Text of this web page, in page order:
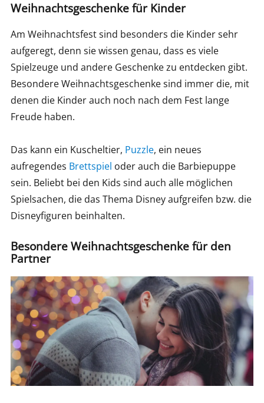
Weihnachtsgeschenke für Kinder
Am Weihnachtsfest sind besonders die Kinder sehr
aufgeregt, denn sie wissen genau, dass es viele
Spielzeuge und andere Geschenke zu entdecken gibt.
Besondere Weihnachtsgeschenke sind immer die, mit
denen die Kinder auch noch nach dem Fest lange
Freude haben.
Das kann ein Kuscheltier, Puzzle, ein neues
aufregendes Brettspiel oder auch die Barbiepuppe
sein. Beliebt bei den Kids sind auch alle möglichen
Spielsachen, die das Thema Disney aufgreifen bzw. die
Disneyfiguren beinhalten.
Besondere Weihnachtsgeschenke für den
Partner